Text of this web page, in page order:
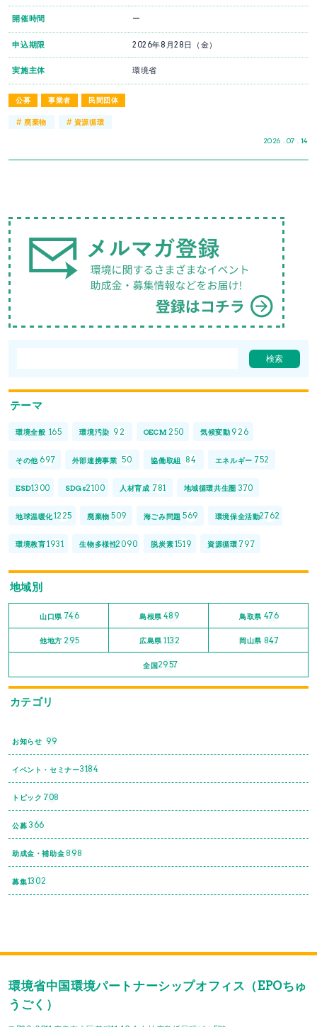
公募 事業者 民間団体
2026 . 07 . 14
開催時間 ー
申込期限 2026年8月28日（金）
実施主体 環境省
#廃棄物 # 資源循環
テーマ
環境全般 165 環境汚染 92 OECM 250 気候変動 926
その他 697 外部連携事業 50 協働取組 84 エネルギー 752
ESD1300 SDGs2100 人材育成 781 地域循環共生圏 370
地球温暖化1225 廃棄物 509 海ごみ問題 569 環境保全活動2762
環境教育1931 生物多様性2090 脱炭素1519 資源循環 797
地域別
山口県 746 島根県 489 鳥取県 476
他地方 295 広島県 1132 岡山県 847
全国2957
カテゴリ
お知らせ 99
イベント・セミナー3184
トピック 708
公募 366
助成金・補助金 898
募集1302
環境省中国環境パートナーシップオフィス（EPOちゅ
うごく）